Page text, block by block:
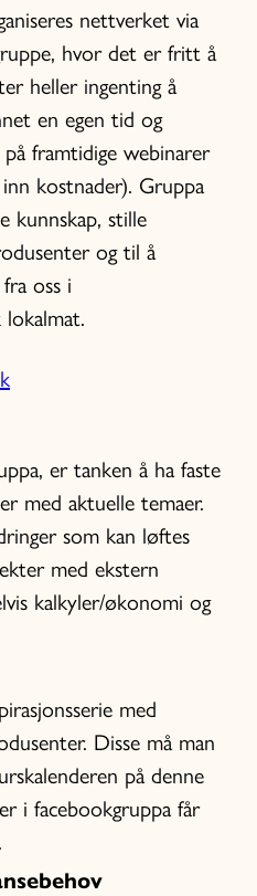
nettverket via
hvor det er fritt å
heller ingenting å
en egen tid og
framtidige webinarer
kostnader). Gruppa
kunnskap, stille
og til å
oss i
er tanken å ha faste
med aktuelle temaer.
som kan løftes
med ekstern
kalkyler/økonomi og
med
Disse må man
på denne
i facebookgruppa får